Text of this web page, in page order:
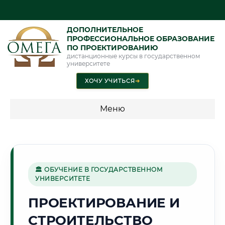
ДОПОЛНИТЕЛЬНОЕ
ПРОФЕССИОНАЛЬНОЕ ОБРАЗОВАНИЕ
ПО ПРОЕКТИРОВАНИЮ
дистанционные курсы в государственном
университете
ХОЧУ УЧИТЬСЯ➜
Меню
🌅
Г. АКТЮБИНСК
🏛 ОБУЧЕНИЕ В ГОСУДАРСТВЕННОМ
УНИВЕРСИТЕТЕ
ПРОЕКТИРОВАНИЕ И
СТРОИТЕЛЬСТВО